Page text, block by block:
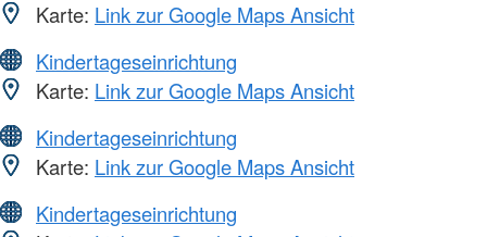
Karte: Link zur Google Maps Ansicht
Kindertageseinrichtung
Karte: Link zur Google Maps Ansicht
Kindertageseinrichtung
Karte: Link zur Google Maps Ansicht
Kindertageseinrichtung